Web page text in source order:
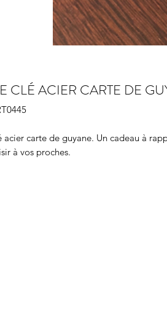
CLÉ ACIER CARTE DE
acier carte de guyane. Un cadeau à
à vos proches.